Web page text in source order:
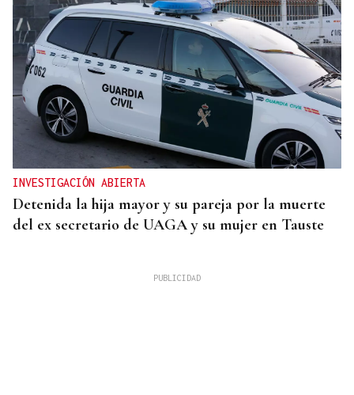
INVESTIGACIÓN ABIERTA
Detenida la hija mayor y su pareja por la muerte
del ex secretario de UAGA y su mujer en Tauste